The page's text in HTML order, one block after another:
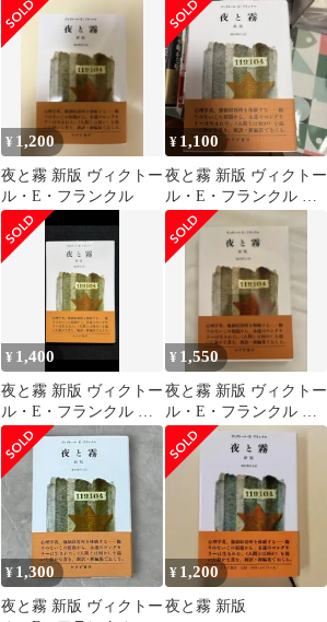
¥ 1,200
夜と霧 新版 ヴィクトー
ル・E・フランクル
¥ 1,100
夜と霧 新版 ヴィクトー
ル・E・フランクル み
すず書房
¥ 1,400
夜と霧 新版 ヴィクトー
ル・E・フランクル み
すず書房
¥ 1,550
夜と霧 新版 ヴィクトー
ル・E・フランクル み
すず書房
¥ 1,300
夜と霧 新版 ヴィクトー
¥ 1,200
夜と霧 新版